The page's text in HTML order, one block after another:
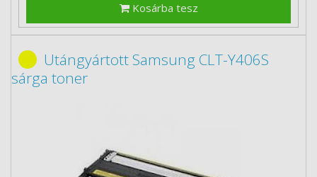
Kosárba tesz
Utángyártott Samsung CLT-Y406S
sárga toner